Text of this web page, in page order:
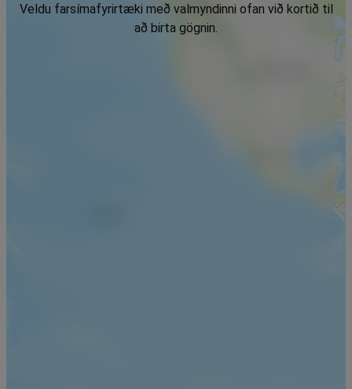
Veldu farsímafyrirtæki með valmyndinni ofan við kortið til
að birta gögnin.